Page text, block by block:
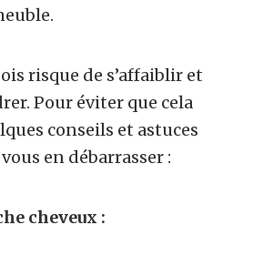
.
risque de s’affaiblir et
Pour éviter que cela
conseils et astuces
en débarrasser :
cheveux :